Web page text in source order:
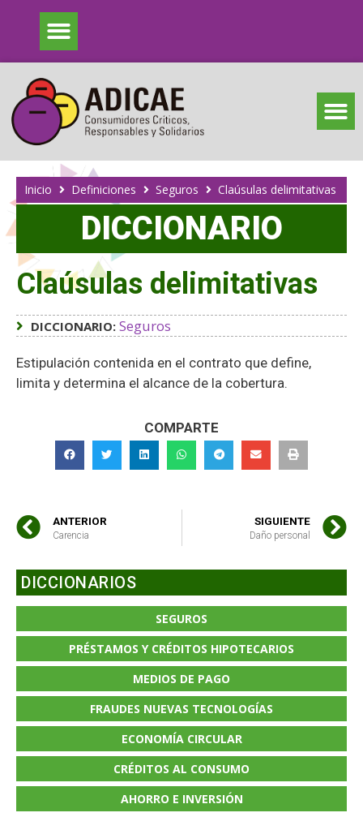
Inicio Definiciones Seguros Claúsulas delimitativas
DICCIONARIO
Claúsulas delimitativas
DICCIONARIO: Seguros
Estipulación contenida en el contrato que define,
limita y determina el alcance de la cobertura.
COMPARTE
ANTERIOR
Carencia
SIGUIENTE
Daño personal
DICCIONARIOS
SEGUROS
PRÉSTAMOS Y CRÉDITOS HIPOTECARIOS
MEDIOS DE PAGO
FRAUDES NUEVAS TECNOLOGÍAS
ECONOMÍA CIRCULAR
CRÉDITOS AL CONSUMO
AHORRO E INVERSIÓN